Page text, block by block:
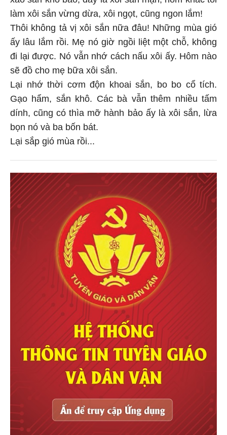
làm xôi sắn vừng dừa, xôi ngọt, cũng ngon lắm!
Thôi không tả vị xôi sắn nữa đâu! Những mùa gió
ấy lâu lắm rồi. Mẹ nó giờ ngồi liệt một chỗ, không
đi lại được. Nó vẫn nhớ cách nấu xôi ấy. Hôm nào
sẽ đồ cho mẹ bữa xôi sắn.
Lại nhớ thời cơm độn khoai sắn, bo bo cổ tích.
Gạo hẩm, sắn khô. Các bà vẫn thêm nhiều tấm
dính, cũng có thìa mỡ hành bảo ấy là xôi sắn, lừa
bọn nó và ba bốn bát.
Lại sắp gió mùa rồi...